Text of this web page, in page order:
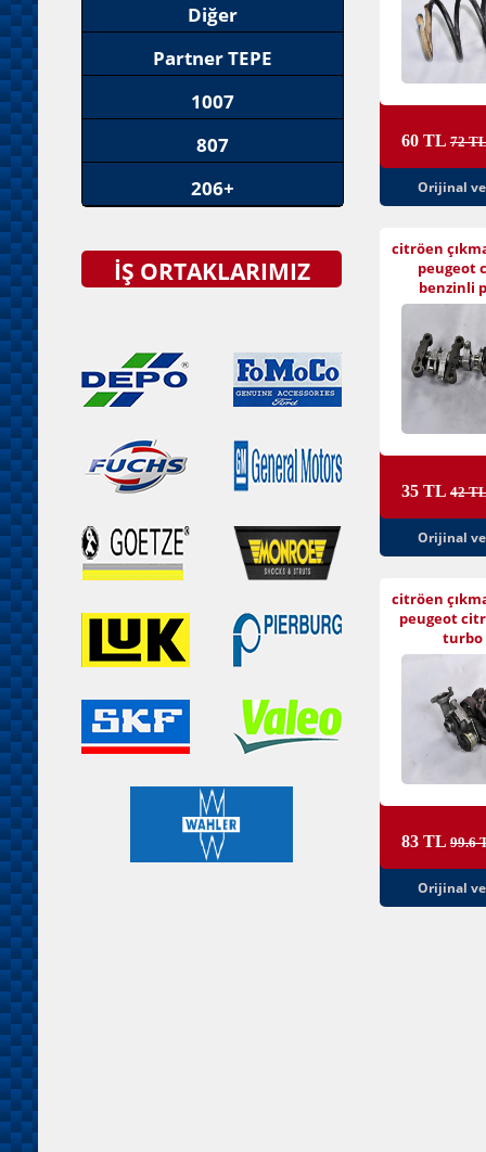
Diğer
Partner TEPE
1007
807
206+
İŞ ORTAKLARIMIZ
60 TL 72
Orijinal ve
citröen
peugeot
benzinli
35 TL 42
Orijinal ve
citröen
peugeot
turbo
83 TL 99.6
Orijinal ve